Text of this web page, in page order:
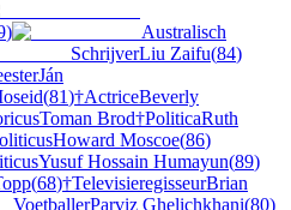
)
Australisch
SchrijverLiu Zaifu(84)
Ján
(81)†ActriceBeverly
Toman Brod†PoliticaRuth
Howard Moscoe(86)
Yusuf Hossain Humayun(89)
(68)†TelevisieregisseurBrian
VoetballerParviz Ghelichkhani(80)